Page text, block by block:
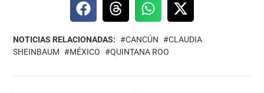
NOTICIAS RELACIONADAS: CANCÚN
CLAUDIA
SHEINBAUM
MÉXICO QUINTANA ROO